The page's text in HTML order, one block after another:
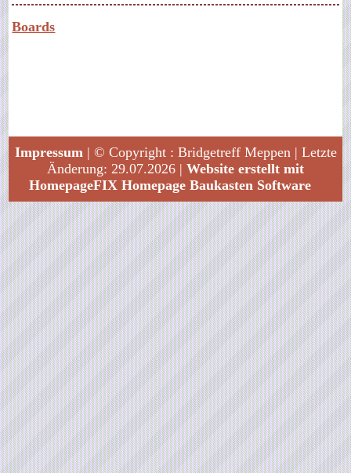
Boards
Impressum | © Copyright : Bridgetreff Meppen | Letzte
Änderung: 29.07.2026 | Website erstellt mit
HomepageFIX Homepage Baukasten Software